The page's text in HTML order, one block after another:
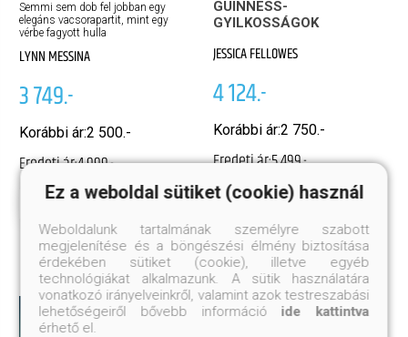
Semmi sem dob fel jobban egy
elegáns vacsorapartit, mint egy
vérbe fagyott hulla
LYNN MESSINA
3 749.-
Korábbi ár:2 500.-
Eredeti ár:4 999.-
GUINNESS-
GYILKOSSÁGOK
JESSICA FELLOWES
4 124.-
Korábbi ár:2 750.-
Eredeti ár:5 499.-
Megnézem Kosárba
Ez a weboldal sütiket (cookie) használ
Weboldalunk tartalmának személyre szabott
megjelenítése és a böngészési élmény biztosítása
érdekében sütiket (cookie), illetve egyéb
technológiákat alkalmazunk. A sütik használatára
vonatkozó irányelveinkről, valamint azok testreszabási
lehetőségeiről bővebb információ ide kattintva
érhető el.